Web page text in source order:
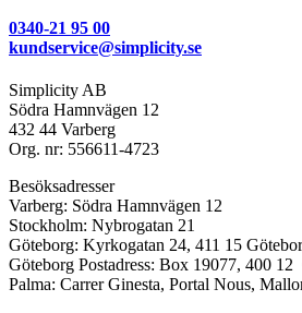
0340-21 95 00
kundservice@simplicity.se
Simplicity AB
Södra Hamnvägen 12
432 44 Varberg
Org. nr: 556611-4723
Besöksadresser
Varberg: Södra Hamnvägen 12
Stockholm: Nybrogatan 21
Göteborg: Kyrkogatan 24, 411 15
Göteborg Postadress: Box 19077, 400 12
Palma: Carrer Ginesta, Portal Nous,